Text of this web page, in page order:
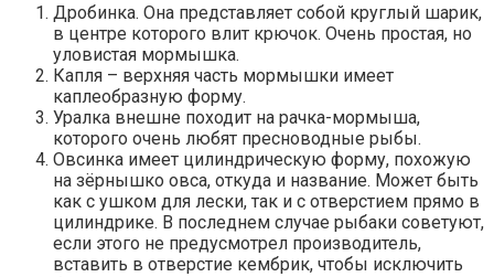
Дробинка. Она представляет собой круглый шарик,
в центре которого влит крючок. Очень простая, но
уловистая мормышка.
Капля – верхняя часть мормышки имеет
каплеобразную форму.
Уралка внешне походит на рачка-мормыша,
которого очень любят пресноводные рыбы.
Овсинка имеет цилиндрическую форму, похожую
на зёрнышко овса, откуда и название. Может быть
как с ушком для лески, так и с отверстием прямо в
цилиндрике. В последнем случае рыбаки советуют,
если этого не предусмотрел производитель,
вставить в отверстие кембрик, чтобы исключить